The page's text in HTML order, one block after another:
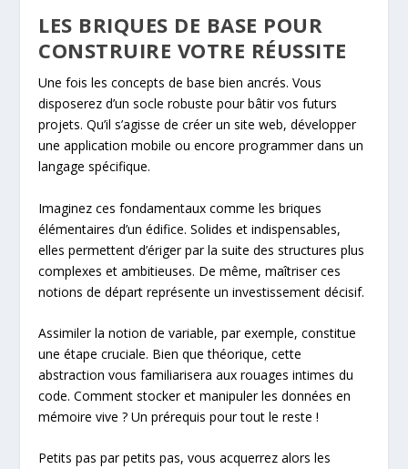
LES BRIQUES DE BASE POUR
CONSTRUIRE VOTRE RÉUSSITE
Une fois les concepts de base bien ancrés. Vous
disposerez d’un socle robuste pour bâtir vos futurs
projets. Qu’il s’agisse de créer un site web, développer
une application mobile ou encore programmer dans un
langage spécifique.
Imaginez ces fondamentaux comme les briques
élémentaires d’un édifice. Solides et indispensables,
elles permettent d’ériger par la suite des structures plus
complexes et ambitieuses. De même, maîtriser ces
notions de départ représente un investissement décisif.
Assimiler la notion de variable, par exemple, constitue
une étape cruciale. Bien que théorique, cette
abstraction vous familiarisera aux rouages intimes du
code. Comment stocker et manipuler les données en
mémoire vive ? Un prérequis pour tout le reste !
Petits pas par petits pas, vous acquerrez alors les